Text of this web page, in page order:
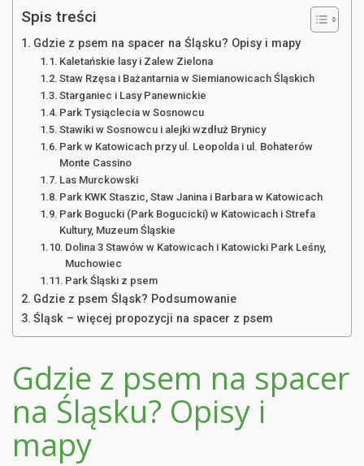
Spis treści
Gdzie z psem na spacer na Śląsku? Opisy i mapy
Kaletańskie lasy i Zalew Zielona
Staw Rzęsa i Bażantarnia w Siemianowicach Śląskich
Starganiec i Lasy Panewnickie
Park Tysiąclecia w Sosnowcu
Stawiki w Sosnowcu i alejki wzdłuż Brynicy
Park w Katowicach przy ul. Leopolda i ul. Bohaterów
Monte Cassino
Las Murckowski
Park KWK Staszic, Staw Janina i Barbara w Katowicach
Park Bogucki (Park Bogucicki) w Katowicach i Strefa
Kultury, Muzeum Śląskie
Dolina 3 Stawów w Katowicach i Katowicki Park Leśny,
Muchowiec
Park Śląski z psem
Gdzie z psem Śląsk? Podsumowanie
Śląsk – więcej propozycji na spacer z psem
Gdzie z psem na spacer
na Śląsku? Opisy i
mapy